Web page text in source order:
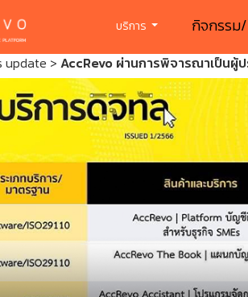
บริการ กิจกรรม
update > AccRevo ผ่านการพิจารณาเป็น